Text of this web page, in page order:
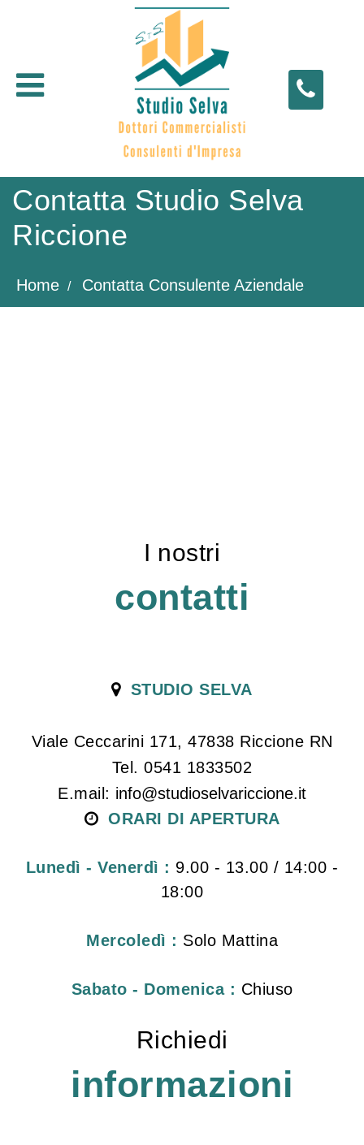
Open menu
Contatta Studio Selva
Riccione
Home Contatta Consulente Aziendale
I nostri
contatti
STUDIO SELVA
Viale Ceccarini 171, 47838 Riccione RN
Tel. 0541 1833502
E.mail: info@studioselvariccione.it
ORARI DI APERTURA
Lunedì - Venerdì : 9.00 - 13.00 / 14:00 -
18:00
Mercoledì : Solo Mattina
Sabato - Domenica : Chiuso
Richiedi
informazioni